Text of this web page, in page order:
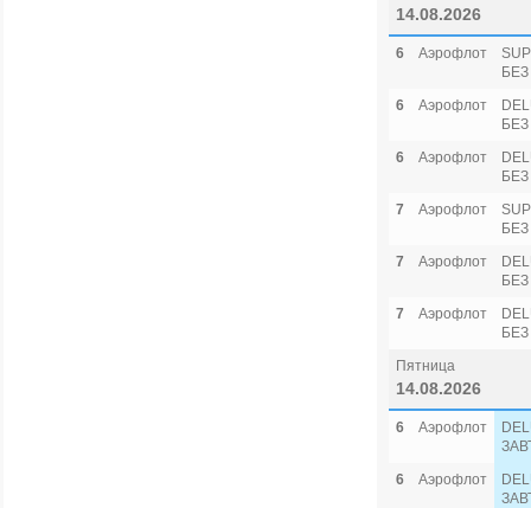
14.08.2026
6 Аэрофлот
6
Аэрофлот
6
Аэрофлот
7
Аэрофлот
7
Аэрофлот
7
Аэрофлот
Пятница
14.08.2026
6 Аэрофлот
6
Аэрофлот